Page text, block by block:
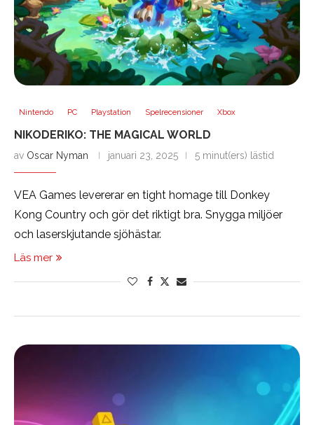
Nintendo PC Playstation Spelrecensioner Xbox
NIKODERIKO: THE MAGICAL WORLD
av Oscar Nyman januari 23, 2025 5 minut(ers) lästid
VEA Games levererar en tight homage till Donkey
Kong Country och gör det riktigt bra. Snygga miljöer
och laserskjutande sjöhästar.
Läs mer